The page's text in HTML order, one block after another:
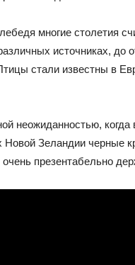
многие столетия
источниках, до
стали известны в
неожиданностью,
Новой Зеландии черные
очень презентабельно